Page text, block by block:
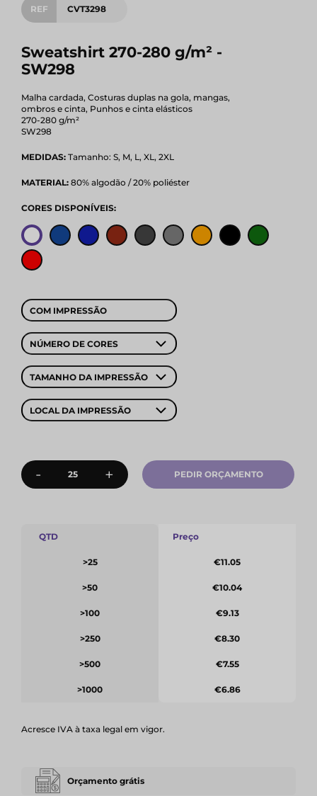
REF CVT3298
Sweatshirt 270-280 g/m² -
SW298
Malha cardada, Costuras duplas na gola, mangas,
ombros e cinta, Punhos e cinta elásticos
270-280 g/m²
SW298
MEDIDAS: Tamanho: S, M, L, XL, 2XL
MATERIAL: 80% algodão / 20% poliéster
CORES DISPONÍVEIS:
COM IMPRESSÃO
NÚMERO DE CORES
TAMANHO DA IMPRESSÃO
LOCAL DA IMPRESSÃO
- + PEDIR ORÇAMENTO
QTD
>25
>50
>100
>250
>500
>1000
Preço
€11.05
€10.04
€9.13
€8.30
€7.55
€6.86
Acresce IVA à taxa legal em vigor.
Orçamento grátis